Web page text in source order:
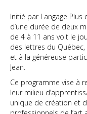
Initié par Langage
d’une durée de deux
de 4 à 11 ans voit le
des lettres du Québec,
et à la généreuse
Jean.
Ce programme vise à
leur milieu
unique de création et